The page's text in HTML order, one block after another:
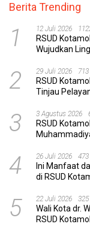
Berita Trending
1 12 Juli 2026
RSUD
Wujudkan
2 29 Juli 2026
RSUD
Tinjau
3 3 Agustus 2026
RSUD
4 26 Juli 2026
Ini Manfaat
di RSUD
5 22 Juli 2026
Wali Kota dr.
RSUD